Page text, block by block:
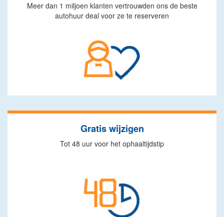
Meer dan 1 miljoen klanten vertrouwden ons de beste
autohuur deal voor ze te reserveren
Gratis wijzigen
Tot 48 uur voor het ophaaltijdstip